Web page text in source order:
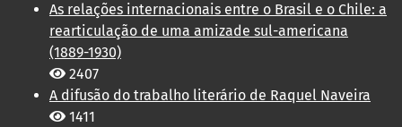
As relações internacionais entre o Brasil e o Chile: a
rearticulação de uma amizade sul-americana
(1889-1930)
2407
A difusão do trabalho literário de Raquel Naveira
1411